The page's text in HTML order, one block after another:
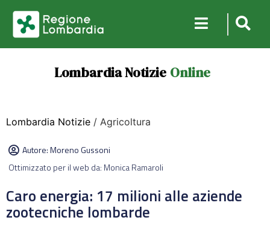
Lombardia Notizie Online
Lombardia Notizie / Agricoltura
Autore:Moreno Gussoni
Ottimizzato per il web da: Monica Ramaroli
Caro energia: 17 milioni alle aziende
zootecniche lombarde